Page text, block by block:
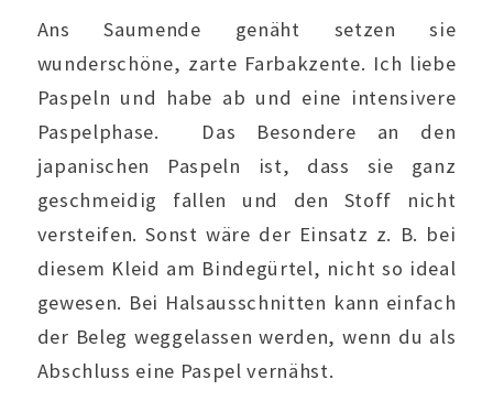
Ans Saumende genäht setzen sie
wunderschöne, zarte Farbakzente. Ich liebe
Paspeln und habe ab und eine intensivere
Paspelphase. Das Besondere an den
japanischen Paspeln ist, dass sie ganz
geschmeidig fallen und den Stoff nicht
versteifen. Sonst wäre der Einsatz z. B. bei
diesem Kleid am Bindegürtel, nicht so ideal
gewesen. Bei Halsausschnitten kann einfach
der Beleg weggelassen werden, wenn du als
Abschluss eine Paspel vernähst.